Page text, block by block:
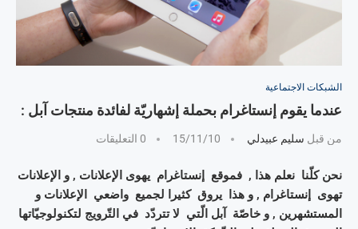
الشبكات الاجتماعية
عندما يقوم إنستاغرام بحملة إشهاريّة لفائدة منتجات آبل :
من قبل سليم عبيدلي 15/11/10 0 التعليقات
نحن كلّنا نعلم هذا , فموقع إنستاغرام يهوى الإعلانات , و الإعلانات
تهوى إنستاغرام , و هذا يروق كثيرا لجميع واضعي الإعلانات و
المستشهرين , و خاصّة آبل الّتي لا تتردّد في التّرويج لتكنولوجيّاتها